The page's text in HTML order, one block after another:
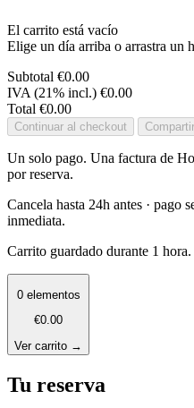
El carrito está vacío
Elige un día arriba o arrastra un
Subtotal €0.00
IVA (21% incl.) €0.00
Total €0.00
Continuar al checkout
Un solo pago. Una factura de
por reserva.
Cancela hasta 24h antes · pago
inmediata.
Carrito guardado durante 1 hora.
0 elementos
€0.00
Ver carrito →
Tu reserva